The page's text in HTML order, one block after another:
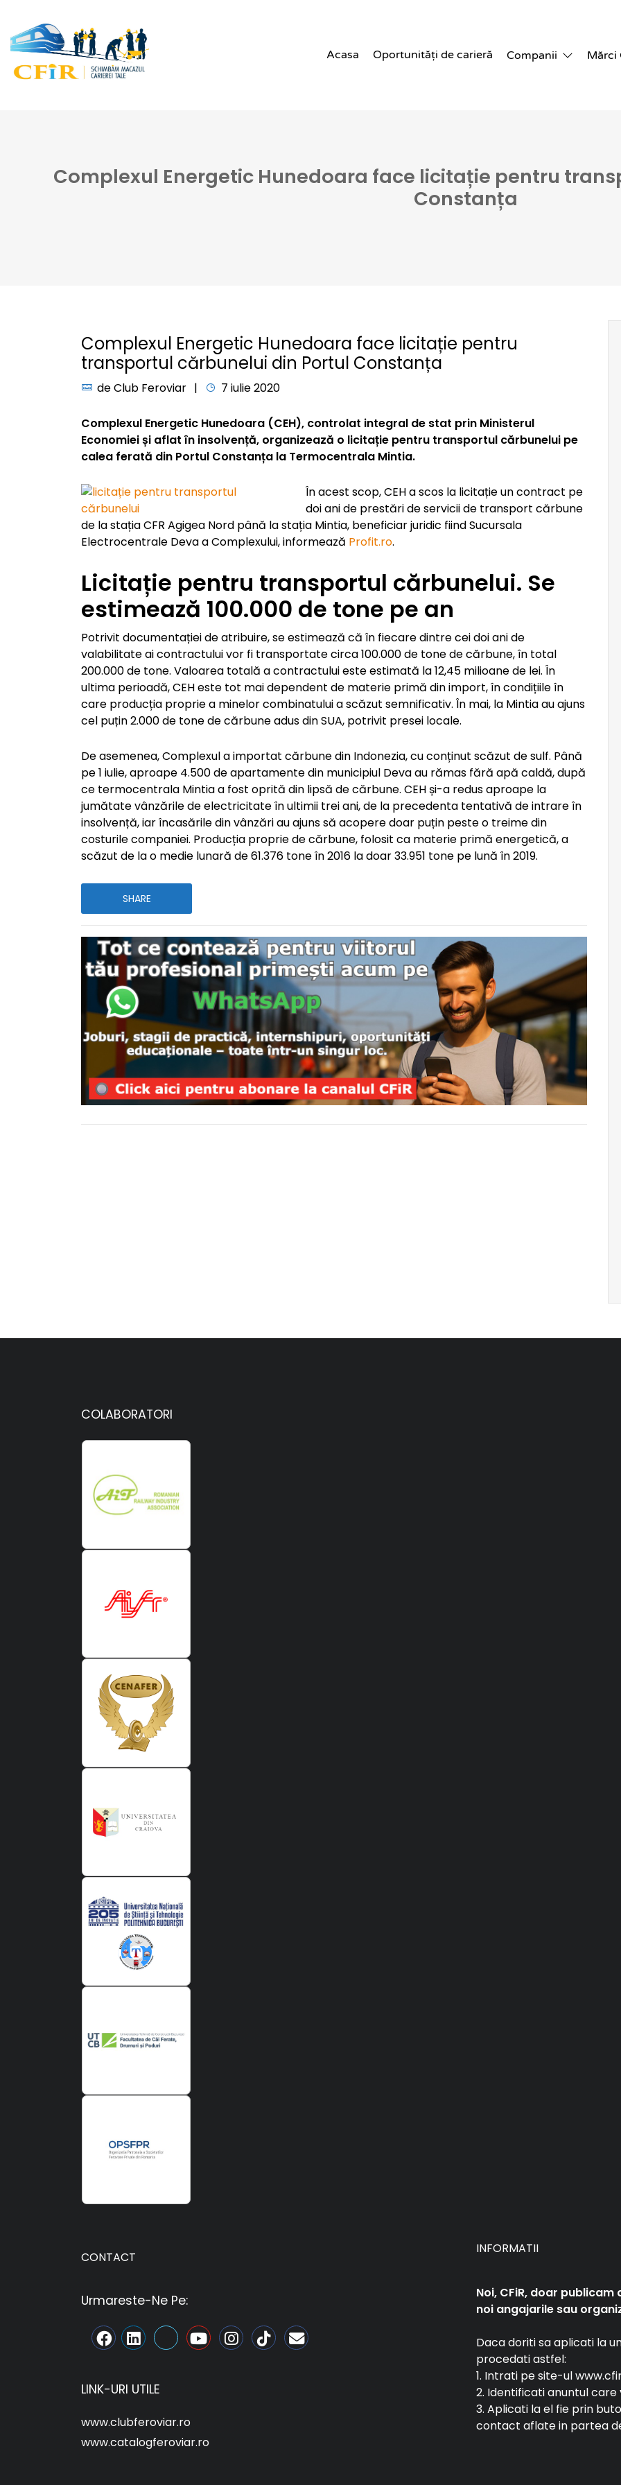
Acasa Oportunități de carieră Companii Mărci
Complexul Energetic Hunedoara face licitație pentru
Constanța
Complexul Energetic Hunedoara face licitație pentru
transportul cărbunelui din Portul Constanța
deClub Feroviar 7 iulie 2020
Complexul Energetic Hunedoara (CEH), controlat integral de stat prin Ministerul
Economiei și aflat în insolvență, organizează o licitație pentru transportul cărbunelui pe
calea ferată din Portul Constanța la Termocentrala Mintia.
În acest scop, CEH a scos la licitație un contract pe
doi ani de prestări de servicii de transport cărbune
de la stația CFR Agigea Nord până la stația Mintia, beneficiar juridic fiind Sucursala
Electrocentrale Deva a Complexului, informează Profit.ro.
Licitație pentru transportul cărbunelui. Se
estimează 100.000 de tone pe an
Potrivit documentației de atribuire, se estimează că în fiecare dintre cei doi ani de
valabilitate ai contractului vor fi transportate circa 100.000 de tone de cărbune, în total
200.000 de tone. Valoarea totală a contractului este estimată la 12,45 milioane de lei. În
ultima perioadă, CEH este tot mai dependent de materie primă din import, în condițiile în
care producția proprie a minelor combinatului a scăzut semnificativ. În mai, la Mintia au ajuns
cel puțin 2.000 de tone de cărbune adus din SUA, potrivit presei locale.
De asemenea, Complexul a importat cărbune din Indonezia, cu conținut scăzut de sulf. Până
pe 1 iulie, aproape 4.500 de apartamente din municipiul Deva au rămas fără apă caldă, după
ce termocentrala Mintia a fost oprită din lipsă de cărbune. CEH și-a redus aproape la
jumătate vânzările de electricitate în ultimii trei ani, de la precedenta tentativă de intrare în
insolvență, iar încasările din vânzări au ajuns să acopere doar puțin peste o treime din
costurile companiei. Producția proprie de cărbune, folosit ca materie primă energetică, a
scăzut de la o medie lunară de 61.376 tone în 2016 la doar 33.951 tone pe lună în 2019.
SHARE
COLABORATORI
CONTACT
Urmareste-Ne Pe:
LINK-URI UTILE
www.clubferoviar.ro
www.catalogferoviar.ro
INFORMATII
Noi, CFiR, doar
noi angajarile sau
Daca doriti sa aplicati la
procedati astfel:
1. Intrati pe site-ul
2. Identificati anuntul
3. Aplicati la el fie prin
contact aflate in partea